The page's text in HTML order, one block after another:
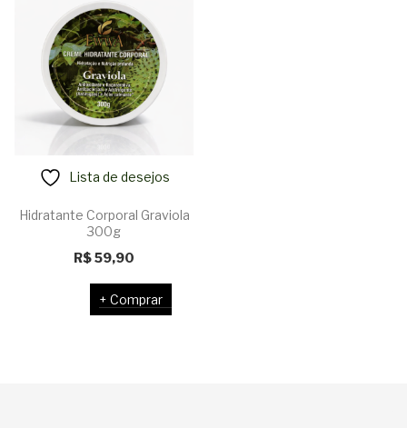
Lista de desejos
Hidratante Corporal Graviola
300g
R$59,90
Comprar